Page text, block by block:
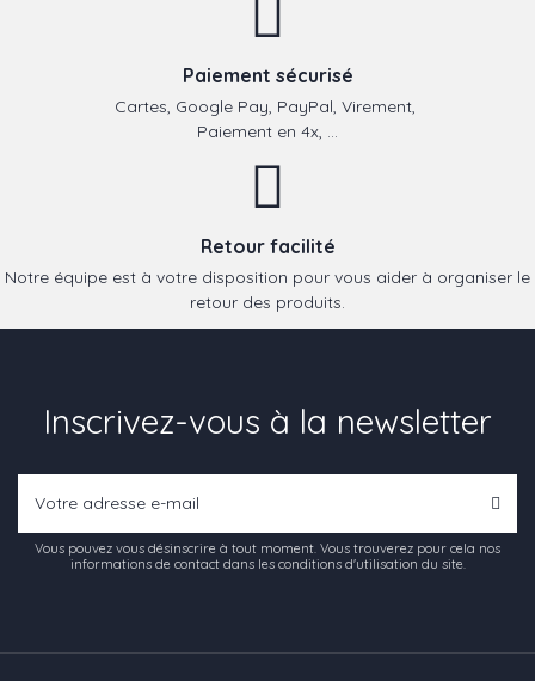
Paiement sécurisé
Cartes, Google Pay, PayPal, Virement,
Paiement en 4x, ...
Retour facilité
Notre équipe est à votre disposition pour vous aider à organiser le
retour des produits.
Inscrivez-vous à la newsletter
Vous pouvez vous désinscrire à tout moment. Vous trouverez pour cela nos
informations de contact dans les conditions d'utilisation du site.